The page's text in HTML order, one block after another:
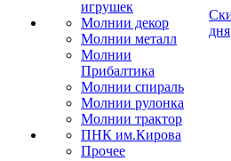
игрушек
Молнии декор
Молнии металл
Молнии
Прибалтика
Молнии спираль
Молнии рулонка
Молнии трактор
ПНК им.Кирова
Прочее
дня